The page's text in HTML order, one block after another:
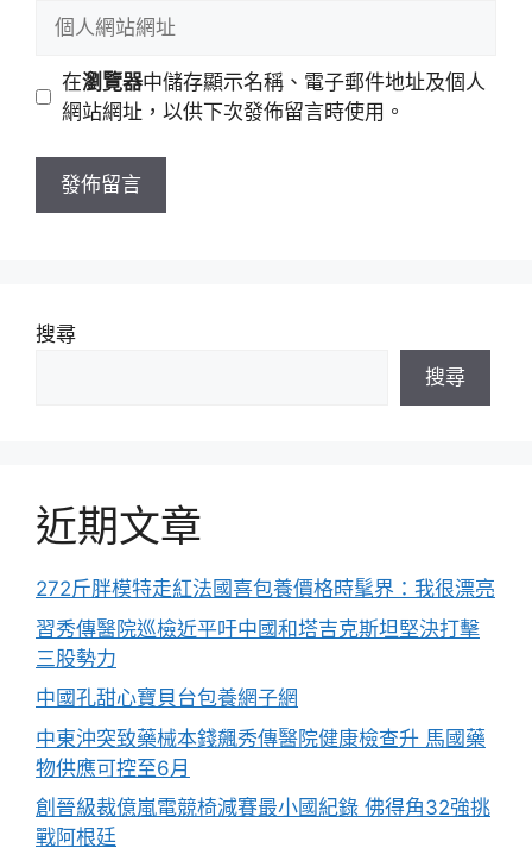
址
站
址
在瀏覽器中儲存顯示名稱、電子郵件地址及個人
網站網址，以供下次發佈留言時使用。
搜尋
搜尋
近期文章
272斤胖模特走紅法國喜包養價格時髦界：我很漂亮
習秀傳醫院巡檢近平吁中國和塔吉克斯坦堅決打擊
三股勢力
中國孔甜心寶貝台包養網子網
中東沖突致藥械本錢飆秀傳醫院健康檢查升 馬國藥
物供應可控至6月
創晉級裁億嵐電競椅減賽最小國紀錄 佛得角32強挑
戰阿根廷